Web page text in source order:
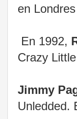
en
En 1992,
Crazy
Jimmy
Unledded.